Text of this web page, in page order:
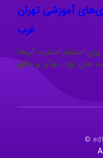
آموزشی تهران
غرب
استقرار استارت‌ آپ‌ها
های نوپا ، نوآور و خلاق